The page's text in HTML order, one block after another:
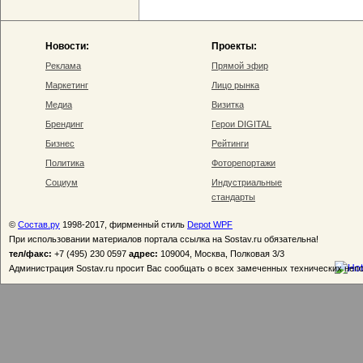
Новости:
Реклама
Маркетинг
Медиа
Брендинг
Бизнес
Политика
Социум
Проекты:
Прямой эфир
Лицо рынка
Визитка
Герои DIGITAL
Рейтинги
Фоторепортажи
Индустриальные
стандарты
© Состав.ру 1998-2017, фирменный стиль Depot WPF
При использовании материалов портала ссылка на Sostav.ru обязательна!
тел/факс: +7 (495) 230 0597 адрес: 109004, Москва, Полковая 3/3
Администрация Sostav.ru просит Вас сообщать о всех замеченных технических